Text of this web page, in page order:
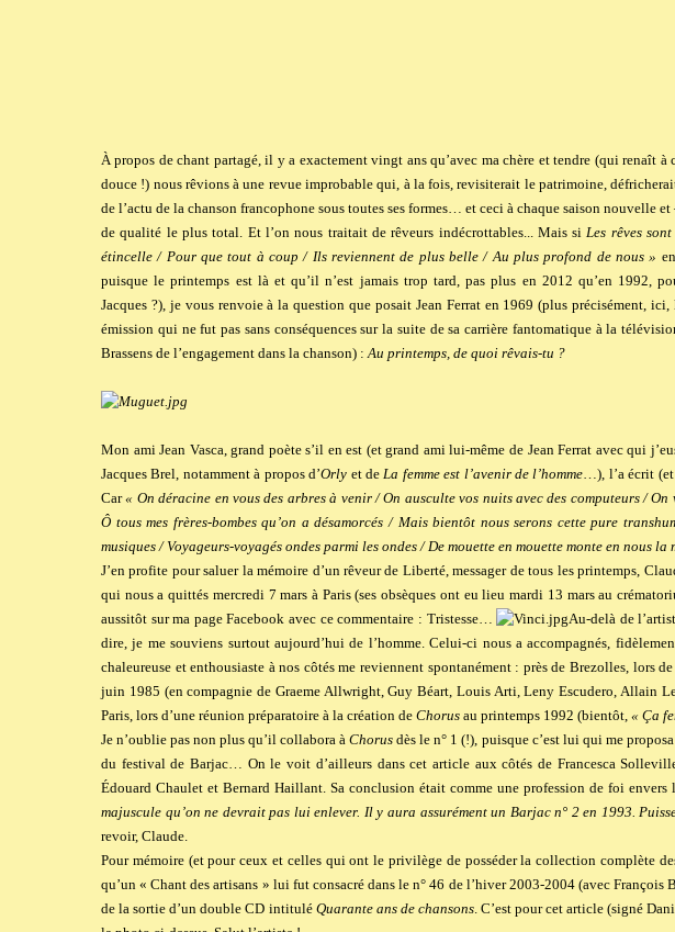
À propos de chant partagé, il y a exactement vingt ans qu’avec ma chère et tendre (qui renaît
douce !) nous rêvions à une revue improbable qui, à la fois, revisiterait le patrimoine,
de l’actu de la chanson francophone sous toutes ses formes… et ceci à chaque saison nouvelle
de qualité le plus total. Et l’on nous traitait de rêveurs indécrottables... Mais si Les rêves
étincelle / Pour que tout à coup / Ils reviennent de plus belle / Au plus profond de nous »
puisque le printemps est là et qu’il n’est jamais trop tard, pas plus en 2012 qu’en 1992,
Jacques ?), je vous renvoie à la question que posait Jean Ferrat en 1969 (plus précisément, ici,
émission qui ne fut pas sans conséquences sur la suite de sa carrière fantomatique à la
Brassens de l’engagement dans la chanson) : Au printemps, de quoi rêvais-tu ?
Mon amiJean Vasca , grand poète s’il en est (et grand ami lui-même de Jean Ferrat avec qui
Jacques Brel, notamment à propos d’Orly et de La femme est l’avenir de l’homme …), l’a écrit
Car« On déracine en vous des arbres à venir / On ausculte vos nuits avec des computeurs /
Ô tous mes frères-bombes qu’on a désamorcés / Mais bientôt nous serons cette pure
musiques / Voyageurs-voyagés ondes parmi les ondes / De mouette en mouette monte en nous la
J’en profite pour saluer la mémoire d’un rêveur de Liberté, messager de tous les printemps,
qui nous a quittés mercredi 7 mars à Paris (ses obsèques ont eu lieu mardi 13 mars au
aussitôt sur ma page Facebook avec ce commentaire : Tristesse…
Au-delà de
dire, je me souviens surtout aujourd’hui de l’homme. Celui-ci nous a accompagnés,
chaleureuse et enthousiaste à nos côtés me reviennent spontanément : près de Brezolles, lors
juin 1985 (en compagnie de Graeme Allwright, Guy Béart, Louis Arti, Leny Escudero, Allain
Paris, lors d’une réunion préparatoire à la création de Chorus au printemps 1992 (bientôt, « Ça
Je n’oublie pas non plus qu’il collabora àChorus dès le n° 1 (!), puisque c’est lui qui me
du festival de Barjac… On le voit d’ailleurs dans cet article aux côtés de Francesca
Édouard Chaulet et Bernard Haillant. Sa conclusion était comme une profession de foi envers
majuscule qu’on ne devrait pas lui enlever. Il y aura assurément un Barjac n° 2 en 1993.
revoir, Claude.
Pour mémoire (et pour ceux et celles qui ont le privilège de posséder la collection complète
qu’un « Chant des artisans » lui fut consacré dans le n° 46 de l’hiver 2003-2004 (avec François
de la sortie d’un double CD intitulé Quarante ans de chansons. C’est pour cet article (signé